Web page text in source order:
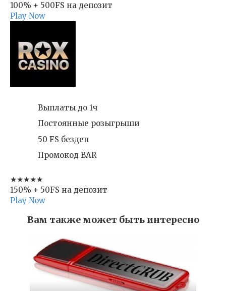
100% + 500FS на депозит
Play Now
Выплаты до 1ч
Постоянные розыгрыши
50 FS бездеп
Промокод BAR
★★★★★
150% + 50FS на депозит
Play Now
Вам также может быть интересно